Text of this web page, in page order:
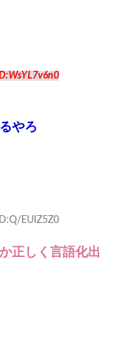
やろ
EUIZ5Z0
正しく言語化出